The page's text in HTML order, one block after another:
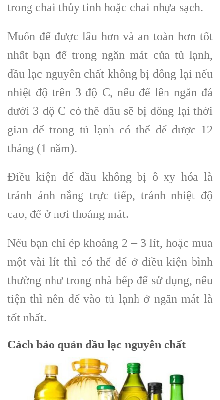
trong chai thủy tinh hoặc chai nhựa sạch.
Muốn để được lâu hơn và an toàn hơn tốt
nhất bạn để trong ngăn mát của tủ lạnh,
dầu lạc nguyên chất không bị đông lại nếu
nhiệt độ trên 3 độ C, nếu để lên ngăn đá
dưới 3 độ C có thể dầu sẽ bị đông lại thời
gian để trong tủ lạnh có thể để được 12
tháng (1 năm).
Điều kiện để dầu không bị ô xy hóa là
tránh ánh nắng trực tiếp, tránh nhiệt độ
cao, để ở nơi thoáng mát.
Nếu bạn chỉ ép khoảng 2 – 3 lít, hoặc mua
một vài lít thì có thể để ở điều kiện bình
thường như trong nhà bếp để sử dụng, nếu
tiện thì nên để vào tủ lạnh ở ngăn mát là
tốt nhất.
Cách bảo quản dầu lạc nguyên chất